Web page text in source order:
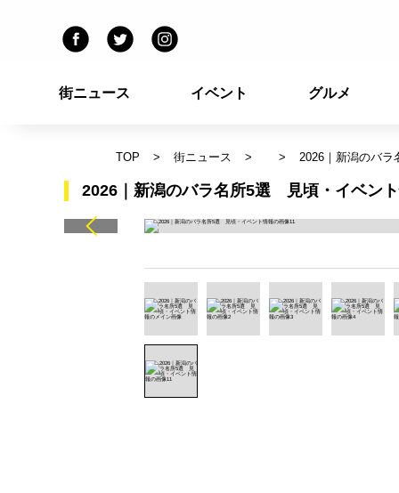
街ニュース イベント グルメ
TOP 街ニュース 2026｜新潟のバ
2026｜新潟のバラ名所5選 見頃・イベン